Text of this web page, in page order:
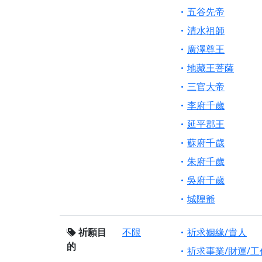
五谷先帝
清水祖師
廣澤尊王
地藏王菩薩
三官大帝
李府千歲
延平郡王
蘇府千歲
朱府千歲
吳府千歲
城隍爺
祈願目
的
不限
祈求姻緣/貴人
祈求事業/財運/工